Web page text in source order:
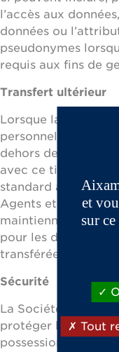
l’accès aux
données ou
pseudonymes
requis aux fins de
Transfert ultérieur
Lorsque la Société
personnel à un
dehors de l’UE, la
avec ce tiers, qui
standard adoptées
Agents et les Tiers
maintiennent des
pour les données à
transférées.
Sécurité
La Société prendra
protéger les
possession contre
et
sur
Tout